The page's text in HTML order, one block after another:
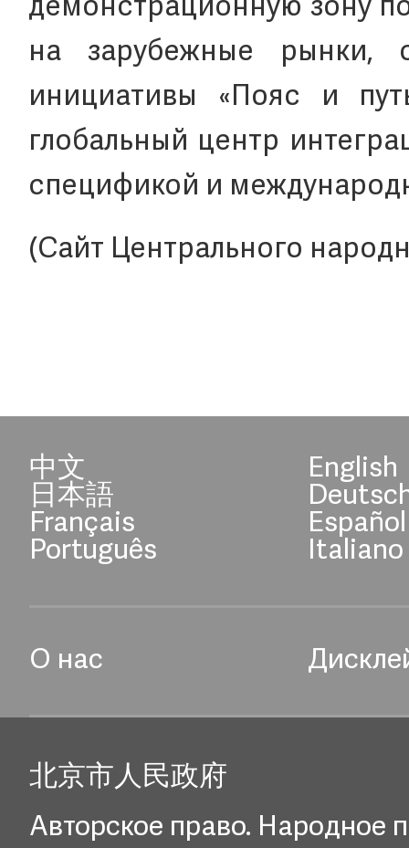
демонстрационную зону
на зарубежные рынки,
инициативы «Пояс и
глобальный центр
спецификой и
(Сайт Центрального
中文 English
日本語
Français Español
Português Italiano
О нас
北京市人民政府
Авторское право. Народное